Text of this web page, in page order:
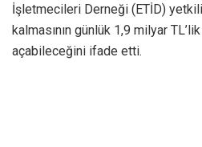
İşletmecileri Derneği (ETİD)
kalmasının günlük 1,9 milyar
açabileceğini ifade etti.